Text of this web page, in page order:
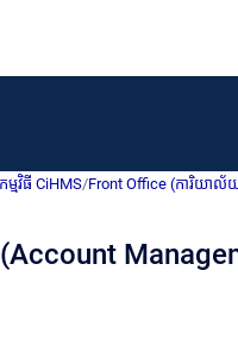
កម្មវិធី CiHMS/Front Office (ការិយាល័